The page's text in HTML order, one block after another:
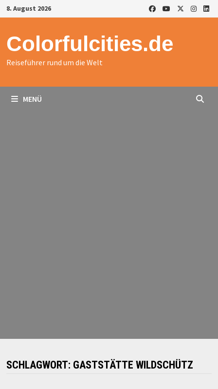
Zurück
zum
8. August 2026
Colorfulcities.de
Reiseführer rund um die Welt
MENÜ
SCHLAGWORT: GASTSTÄTTE WILDSCHÜTZ